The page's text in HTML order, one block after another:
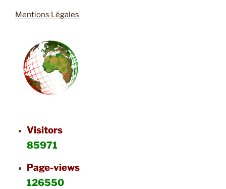
Mentions Légales
Visitors
85971
Page-views
126550